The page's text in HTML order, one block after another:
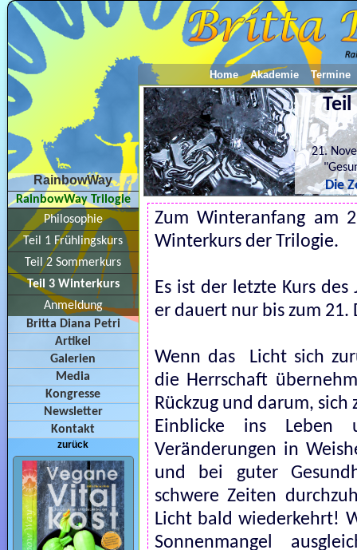
Home Akademie Termine
RainbowWay
RainbowWay Trilogie
Philosophie
Teil 1 Frühlingskurs
Teil 2 Sommerkurs
Teil 3 Winterkurs
Anmeldung
Britta Diana Petri
Artikel
Galerien
Media
Kongresse
Newsletter
Kontakt
zurück
Teil
21.
Die
Zum Winteranfang am
Winterkurs der Trilogie.
Es ist der letzte Kurs
er dauert nur bis zum 21.
Wenn das Licht sich
die Herrschaft
Rückzug und darum,
Einblicke ins
Veränderungen in
und bei guter
schwere Zeiten
Licht bald wiederkehrt!
Sonnenmangel